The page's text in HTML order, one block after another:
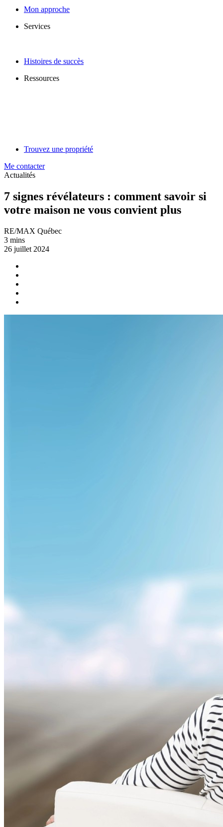
Mon approche
Services
Histoires de succès
Ressources
Trouvez une propriété
Me contacter
Actualités
7 signes révélateurs : comment savoir si
votre maison ne vous convient plus
RE/MAX Québec
3 mins
26 juillet 2024